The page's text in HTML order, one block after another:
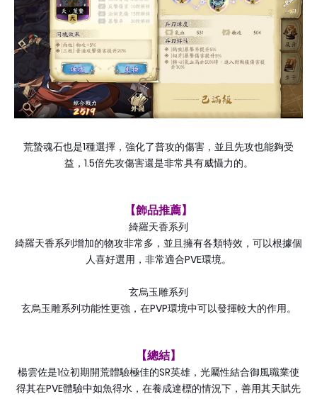
荒蟄魂石也是1種選擇，強化了普攻的傷害，並且先攻也能夠受
益， 1.5倍先攻傷害還是非常具有威懾力的。
【飾品推薦】
綺羅天香系列
綺羅天香系列增加的物攻非常多，並且擁有各類特效，可以根據個
人喜好選用，非常適合PVE環境。
玄烏玉雕系列
玄烏玉雕系列功能性更強，在PVP環境中可以發揮較大的作用。
【總結】
楊雲佐是1位初期開荒體驗極佳的SR英雄，光屬性結合御風職業使
得其在PVE體驗中如魚得水，在養成達標的情況下，善用其天賦先